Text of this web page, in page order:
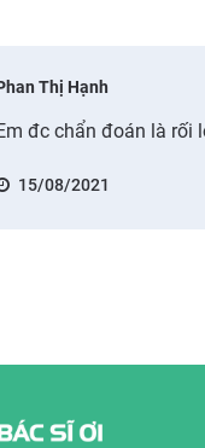
Thị Hạnh
đc chẩn đoán là rối
15/08/2021